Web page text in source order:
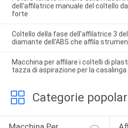
dell'affilatrice manuale del coltello
forte
Coltello della fase dell'affilatrice 3
diamante dell'ABS che affila
Macchina per affilare i coltelli di
tazza di aspirazione per la casalinga
Categorie